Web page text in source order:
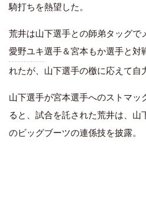
騎打ちを熱望した。
荒井は山下選手との師弟タッグで
愛野ユキ選手＆宮本もか選手と対
れたが、山下選手の檄に応えて自
山下選手が宮本選手へのストマッ
ると、試合を託された荒井は、山
のビッグブーツの連係技を披露。